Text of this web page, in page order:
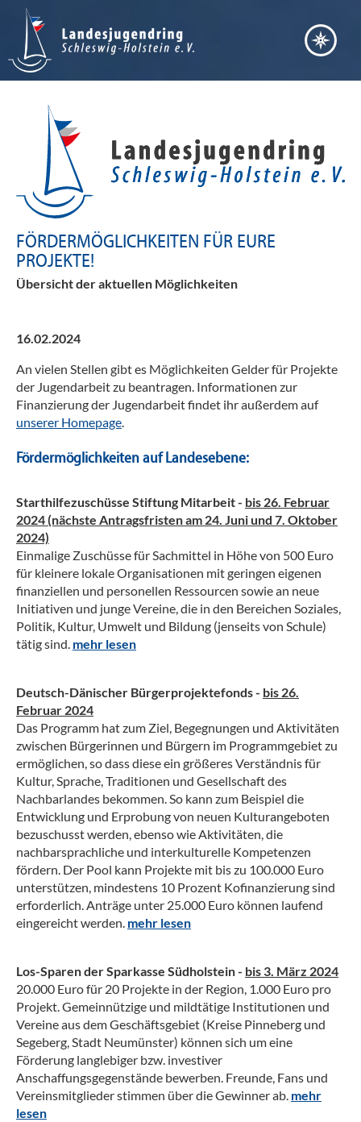
FÖRDERMÖGLICHKEITEN FÜR EURE
PROJEKTE!
Übersicht der aktuellen Möglichkeiten
16.02.2024
An vielen Stellen gibt es Möglichkeiten Gelder für Projekte
der Jugendarbeit zu beantragen. Informationen zur
Finanzierung der Jugendarbeit findet ihr außerdem auf
unserer Homepage.
Fördermöglichkeiten auf Landesebene:
Starthilfezuschüsse Stiftung Mitarbeit - bis 26. Februar
2024 (nächste Antragsfristen am 24. Juni und 7. Oktober
2024)
Einmalige Zuschüsse für Sachmittel in Höhe von 500 Euro
für kleinere lokale Organisationen mit geringen eigenen
finanziellen und personellen Ressourcen sowie an neue
Initiativen und junge Vereine, die in den Bereichen Soziales,
Politik, Kultur, Umwelt und Bildung (jenseits von Schule)
tätig sind. mehr lesen
Deutsch-Dänischer Bürgerprojektefonds - bis 26.
Februar 2024
Das Programm hat zum Ziel, Begegnungen und Aktivitäten
zwischen Bürgerinnen und Bürgern im Programmgebiet zu
ermöglichen, so dass diese ein größeres Verständnis für
Kultur, Sprache, Traditionen und Gesellschaft des
Nachbarlandes bekommen. So kann zum Beispiel die
Entwicklung und Erprobung von neuen Kulturangeboten
bezuschusst werden, ebenso wie Aktivitäten, die
nachbarsprachliche und interkulturelle Kompetenzen
fördern. Der Pool kann Projekte mit bis zu 100.000 Euro
unterstützen, mindestens 10 Prozent Kofinanzierung sind
erforderlich. Anträge unter 25.000 Euro können laufend
eingereicht werden. mehr lesen
Los-Sparen der Sparkasse Südholstein - bis 3. März 2024
20.000 Euro für 20 Projekte in der Region, 1.000 Euro pro
Projekt. Gemeinnützige und mildtätige Institutionen und
Vereine aus dem Geschäftsgebiet (Kreise Pinneberg und
Segeberg, Stadt Neumünster) können sich um eine
Förderung langlebiger bzw. investiver
Anschaffungsgegenstände bewerben. Freunde, Fans und
Vereinsmitglieder stimmen über die Gewinner ab. mehr
lesen